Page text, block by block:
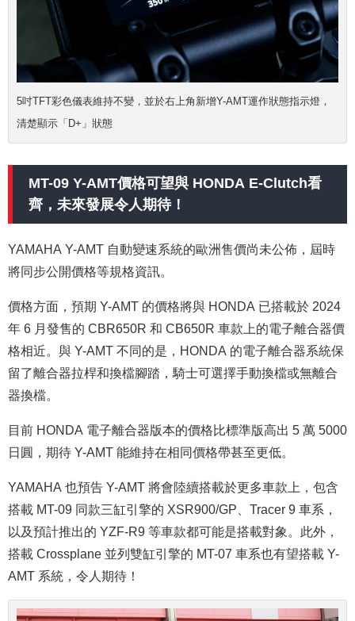
5吋TFT彩色儀表維持不變，並於右上角新增Y-AMT運作狀態指示燈，
清楚顯示「D+」狀態
MT-09 Y-AMT價格可望與 HONDA E-Clutch看
齊，未來發展令人期待！
YAMAHA Y-AMT 自動變速系統的歐洲售價尚未公佈，屆時
將同步公開價格等規格資訊。
價格方面，預期 Y-AMT 的價格將與 HONDA 已搭載於 2024
年 6 月發售的 CBR650R 和 CB650R 車款上的電子離合器價
格相近。與 Y-AMT 不同的是，HONDA 的電子離合器系統保
留了離合器拉桿和換檔腳踏，騎士可選擇手動換檔或無離合
器換檔。
目前 HONDA 電子離合器版本的價格比標準版高出 5 萬 5000
日圓，期待 Y-AMT 能維持在相同價格帶甚至更低。
YAMAHA 也預告 Y-AMT 將會陸續搭載於更多車款上，包含
搭載 MT-09 同款三缸引擎的 XSR900/GP、Tracer 9 車系，
以及預計推出的 YZF-R9 等車款都可能是搭載對象。此外，
搭載 Crossplane 並列雙缸引擎的 MT-07 車系也有望搭載 Y-
AMT 系統，令人期待！